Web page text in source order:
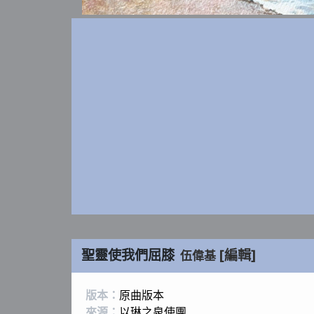
聖靈使我們屈膝 伍偉基 [編輯]
版本： 原曲版本